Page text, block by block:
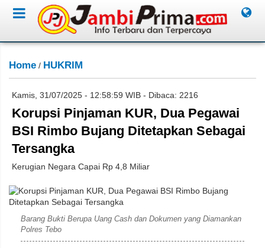
Home / HUKRIM
Kamis, 31/07/2025 - 12:58:59 WIB - Dibaca: 2216
Korupsi Pinjaman KUR, Dua Pegawai
BSI Rimbo Bujang Ditetapkan Sebagai
Tersangka
Kerugian Negara Capai Rp 4,8 Miliar
Barang Bukti Berupa Uang Cash dan Dokumen yang Diamankan
Polres Tebo